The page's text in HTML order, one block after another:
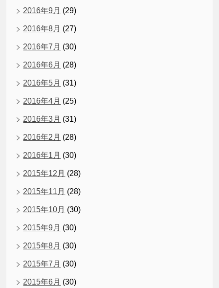
2016年9月 (29)
2016年8月 (27)
2016年7月 (30)
2016年6月 (28)
2016年5月 (31)
2016年4月 (25)
2016年3月 (31)
2016年2月 (28)
2016年1月 (30)
2015年12月 (28)
2015年11月 (28)
2015年10月 (30)
2015年9月 (30)
2015年8月 (30)
2015年7月 (30)
2015年6月 (30)